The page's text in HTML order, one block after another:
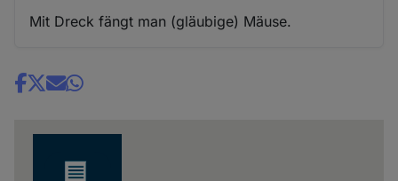
Mit Dreck fängt man (gläubige) Mäuse.
Share